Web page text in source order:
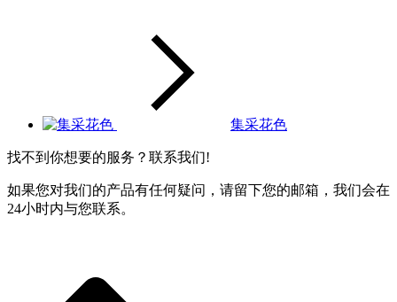
集采花色
找不到你想要的服务？联系我们!
如果您对我们的产品有任何疑问，请留下您的邮箱，我们会在
24小时内与您联系。